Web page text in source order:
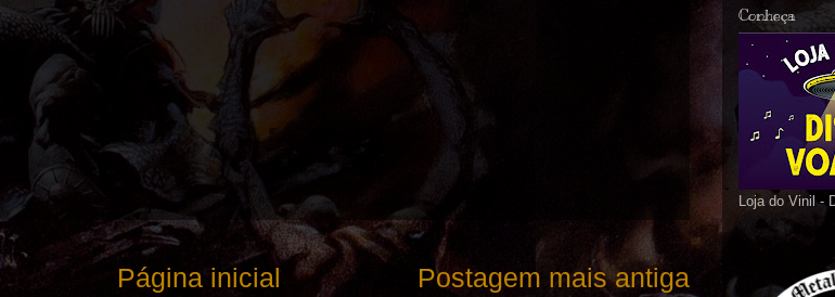
Postagem mais antiga
Página inicial
Conheça
Loja do Vinil -